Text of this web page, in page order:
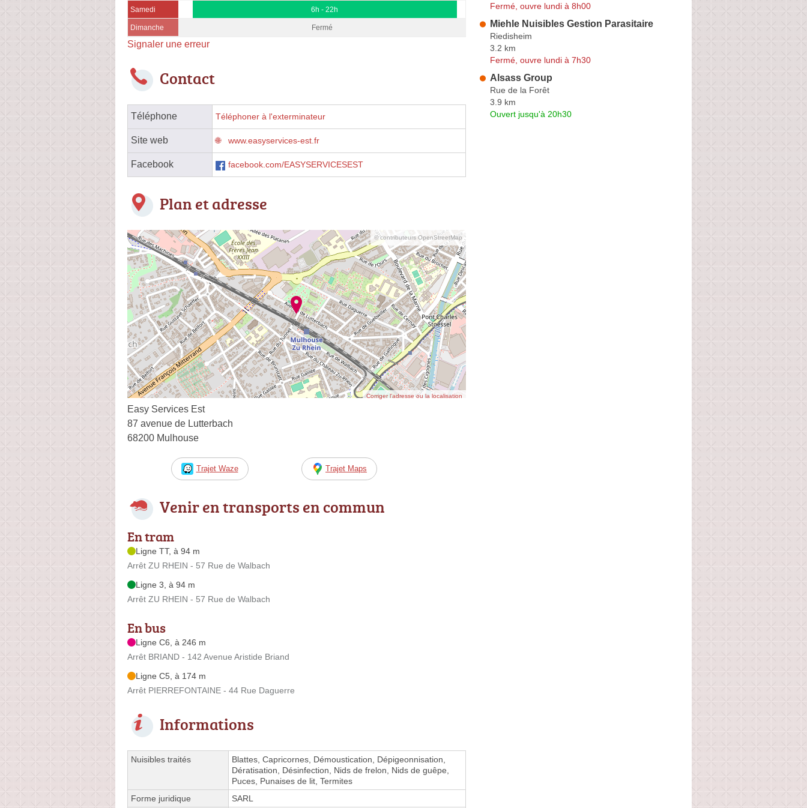
Samedi 6h - 22h
Dimanche Fermé
Signaler une erreur
Contact
Téléphone Téléphoner à l'exterminateur
Site web www.easyservices-est.fr
Facebook facebook.com/EASYSERVICESEST
Plan et adresse
© contributeurs OpenStreetMap
Corriger l’adresse ou la localisation
Easy Services Est
87 avenue de Lutterbach
68200 Mulhouse
Trajet Waze Trajet Maps
Venir en transports en commun
En tram
Ligne TT, à 94 m
Arrêt ZU RHEIN - 57 Rue de Walbach
Ligne 3, à 94 m
Arrêt ZU RHEIN - 57 Rue de Walbach
En bus
Ligne C6, à 246 m
Arrêt BRIAND - 142 Avenue Aristide Briand
Ligne C5, à 174 m
Arrêt PIERREFONTAINE - 44 Rue Daguerre
Informations
Nuisibles traités
Blattes, Capricornes, Démoustication, Dépigeonnisation,
Dératisation, Désinfection, Nids de frelon, Nids de guêpe,
Puces, Punaises de lit, Termites
Forme juridique
SARL
Fermé, ouvre lundi à 8h00
Miehle Nuisibles Gestion Parasitaire
Riedisheim
3.2 km
Fermé, ouvre lundi à 7h30
Alsass Group
Rue de la Forêt
3.9 km
Ouvert jusqu'à 20h30